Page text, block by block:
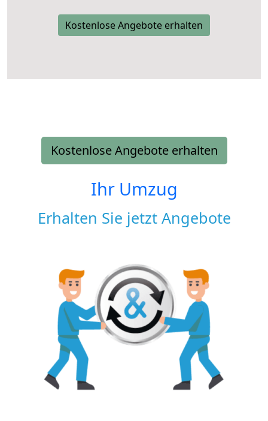
Kostenlose Angebote erhalten
Kostenlose Angebote erhalten
Ihr Umzug
Erhalten Sie jetzt Angebote